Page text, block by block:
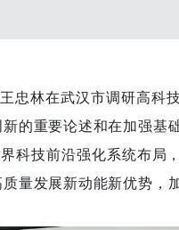
林在武汉市调研高科
的重要论述和在加强基
科技前沿强化系统布局
量发展新动能新优势，